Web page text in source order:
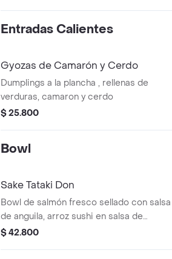
Entradas Calientes
Gyozas de Camarón y Cerdo
Dumplings a la plancha , rellenas de
verduras, camaron y cerdo
$ 25.800
Bowl
Sake Tataki Don
Bowl de salmón fresco sellado con salsa
de anguila, arroz sushi en salsa de
shitakes, seaweed salad, aguacate,
$ 42.800